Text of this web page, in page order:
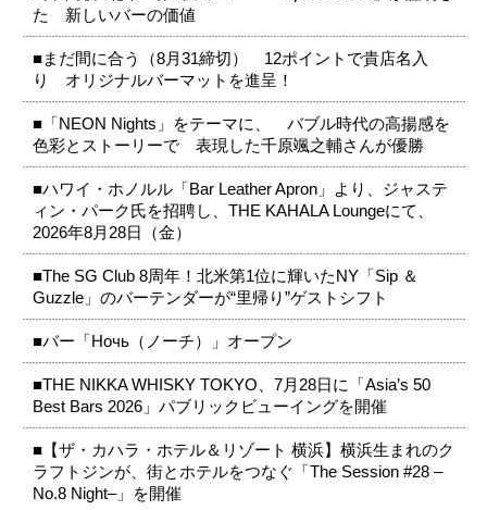
た 新しいバーの価値
■まだ間に合う（8月31締切） 12ポイントで貴店名入
り オリジナルバーマットを進呈！
■「NEON Nights」をテーマに、 バブル時代の高揚感を
色彩とストーリーで 表現した千原颯之輔さんが優勝
■ハワイ・ホノルル「Bar Leather Apron」より、ジャステ
ィン・パーク氏を招聘し、THE KAHALA Loungeにて、
2026年8月28日（金）
■The SG Club 8周年！北米第1位に輝いたNY「Sip ＆
Guzzle」のバーテンダーが“里帰り”ゲストシフト
■バー「Ночь（ノーチ）」オープン
■THE NIKKA WHISKY TOKYO、7月28日に「Asia’s 50
Best Bars 2026」パブリックビューイングを開催
■【ザ・カハラ・ホテル＆リゾート 横浜】横浜生まれのク
ラフトジンが、街とホテルをつなぐ「The Session #28 –
No.8 Night–」を開催